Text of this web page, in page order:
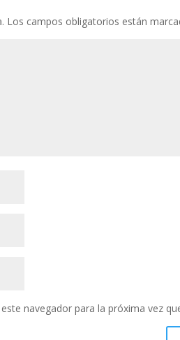
Los campos obligatorios están
navegador para la próxima vez